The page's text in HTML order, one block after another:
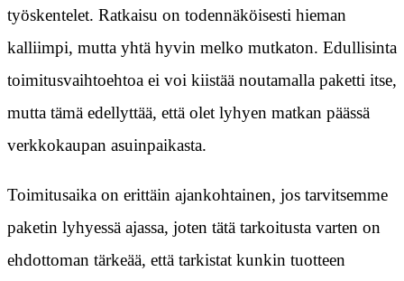
työskentelet. Ratkaisu on todennäköisesti hieman
kalliimpi, mutta yhtä hyvin melko mutkaton. Edullisinta
toimitusvaihtoehtoa ei voi kiistää noutamalla paketti itse,
mutta tämä edellyttää, että olet lyhyen matkan päässä
verkkokaupan asuinpaikasta.
Toimitusaika on erittäin ajankohtainen, jos tarvitsemme
paketin lyhyessä ajassa, joten tätä tarkoitusta varten on
ehdottoman tärkeää, että tarkistat kunkin tuotteen